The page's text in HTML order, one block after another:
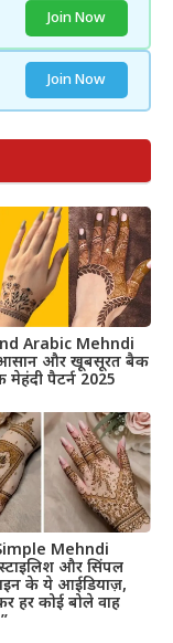
Join Now
Join Now
Arabic Mehndi
और खूबसूरत बैक
मेहंदी पैटर्न 2025
Mehndi
और सिंपल
के ये आईडियाज़,
हर कोई बोले वाह